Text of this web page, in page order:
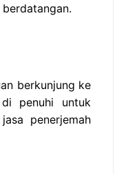
berkunjung ke
penuhi untuk
penerjemah